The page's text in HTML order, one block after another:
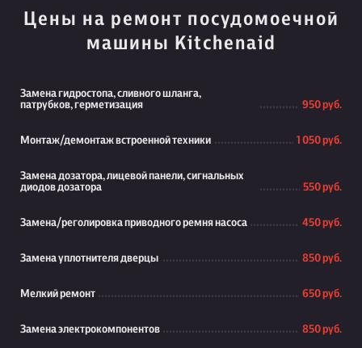
Цены на ремонт посудомоечной
машины Kitchenaid
Замена гидростопа, сливного шланга,
патрубков, герметизация
950 руб.
Монтаж/демонтаж встроенной техники 1 050 руб.
Замена дозатора, лицевой панели, сигнальных
диодов дозатора
550 руб.
Замена/реголировка приводного ремня насоса 450 руб.
Замена уплотнителя дверцы 850 руб.
Мелкий ремонт 650 руб.
Замена электрокомпонентов 850 руб.